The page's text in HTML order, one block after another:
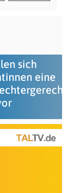
sich
eine